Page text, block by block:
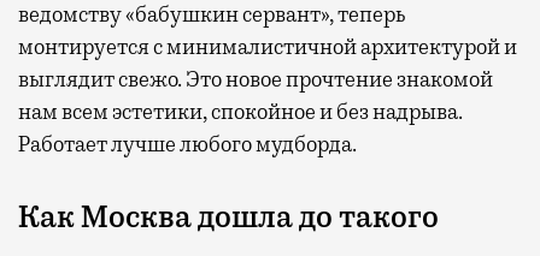
ведомству «бабушкин сервант», теперь
монтируется с минималистичной архитектурой и
выглядит свежо. Это новое прочтение знакомой
нам всем эстетики, спокойное и без надрыва.
Работает лучше любого мудборда.
Как Москва дошла до такого